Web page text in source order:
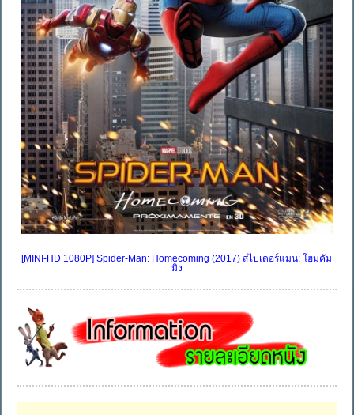
[MINI-HD 1080P] Spider-Man: Homecoming (2017) สไปเดอร์แมน: โฮมคัม
มิ่ง